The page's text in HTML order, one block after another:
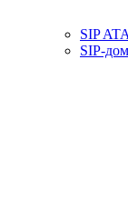
SIP ATA
SIP-